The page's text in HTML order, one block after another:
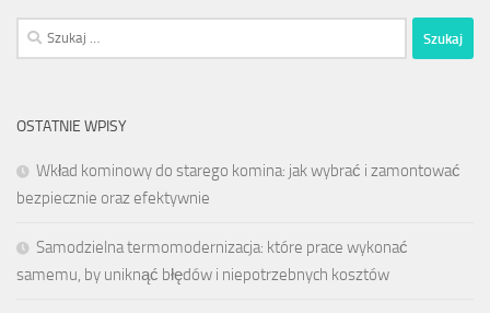
Szukaj:
OSTATNIE WPISY
Wkład kominowy do starego komina: jak wybrać i zamontować
bezpiecznie oraz efektywnie
Samodzielna termomodernizacja: które prace wykonać
samemu, by uniknąć błędów i niepotrzebnych kosztów